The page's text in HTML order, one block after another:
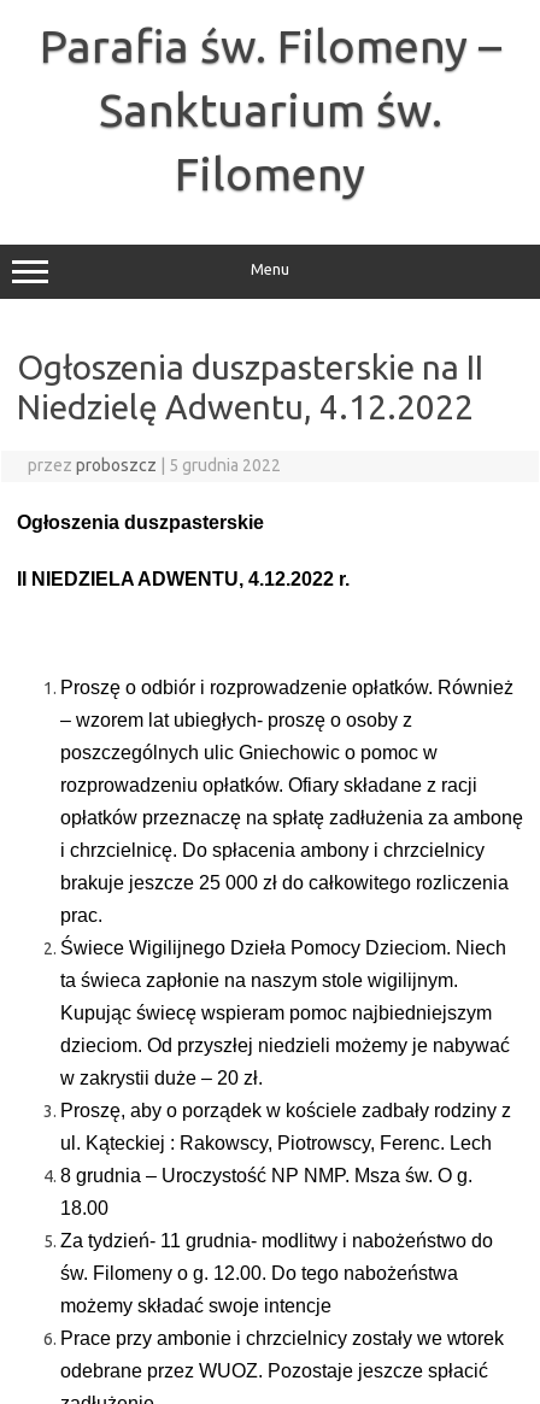
Parafia św. Filomeny –
Sanktuarium św.
Filomeny
Menu
Ogłoszenia duszpasterskie na II
Niedzielę Adwentu, 4.12.2022
przez proboszcz 5 grudnia 2022
Ogłoszenia duszpasterskie
II NIEDZIELA ADWENTU, 4.12.2022 r.
Proszę o odbiór i rozprowadzenie opłatków. Również
– wzorem lat ubiegłych- proszę o osoby z
poszczególnych ulic Gniechowic o pomoc w
rozprowadzeniu opłatków. Ofiary składane z racji
opłatków przeznaczę na spłatę zadłużenia za ambonę
i chrzcielnicę. Do spłacenia ambony i chrzcielnicy
brakuje jeszcze 25 000 zł do całkowitego rozliczenia
prac.
Świece Wigilijnego Dzieła Pomocy Dzieciom. Niech
ta świeca zapłonie na naszym stole wigilijnym.
Kupując świecę wspieram pomoc najbiedniejszym
dzieciom. Od przyszłej niedzieli możemy je nabywać
w zakrystii duże – 20 zł.
Proszę, aby o porządek w kościele zadbały rodziny z
ul. Kąteckiej : Rakowscy, Piotrowscy, Ferenc. Lech
8 grudnia – Uroczystość NP NMP. Msza św. O g.
18.00
Za tydzień- 11 grudnia- modlitwy i nabożeństwo do
św. Filomeny o g. 12.00. Do tego nabożeństwa
możemy składać swoje intencje
Prace przy ambonie i chrzcielnicy zostały we wtorek
odebrane przez WUOZ. Pozostaje jeszcze spłacić